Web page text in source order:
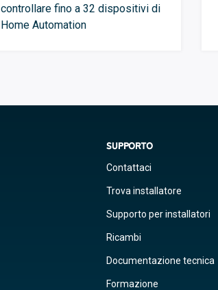
controllare fino a 32 dispositivi di
Home Automation
SUPPORTO
Contattaci
Trova installatore
Supporto per installatori
Ricambi
Documentazione tecnica
Formazione